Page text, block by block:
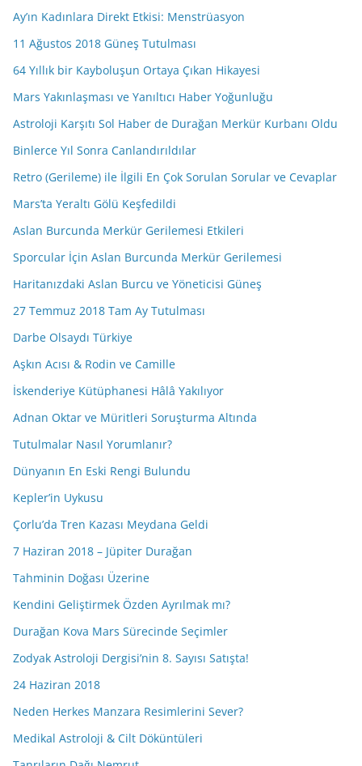
Ay’ın Kadınlara Direkt Etkisi: Menstrüasyon
11 Ağustos 2018 Güneş Tutulması
64 Yıllık bir Kayboluşun Ortaya Çıkan Hikayesi
Mars Yakınlaşması ve Yanıltıcı Haber Yoğunluğu
Astroloji Karşıtı Sol Haber de Durağan Merkür Kurbanı Oldu
Binlerce Yıl Sonra Canlandırıldılar
Retro (Gerileme) ile İlgili En Çok Sorulan Sorular ve Cevaplar
Mars’ta Yeraltı Gölü Keşfedildi
Aslan Burcunda Merkür Gerilemesi Etkileri
Sporcular İçin Aslan Burcunda Merkür Gerilemesi
Haritanızdaki Aslan Burcu ve Yöneticisi Güneş
27 Temmuz 2018 Tam Ay Tutulması
Darbe Olsaydı Türkiye
Aşkın Acısı & Rodin ve Camille
İskenderiye Kütüphanesi Hâlâ Yakılıyor
Adnan Oktar ve Müritleri Soruşturma Altında
Tutulmalar Nasıl Yorumlanır?
Dünyanın En Eski Rengi Bulundu
Kepler’in Uykusu
Çorlu’da Tren Kazası Meydana Geldi
7 Haziran 2018 – Jüpiter Durağan
Tahminin Doğası Üzerine
Kendini Geliştirmek Özden Ayrılmak mı?
Durağan Kova Mars Sürecinde Seçimler
Zodyak Astroloji Dergisi’nin 8. Sayısı Satışta!
24 Haziran 2018
Neden Herkes Manzara Resimlerini Sever?
Medikal Astroloji & Cilt Döküntüleri